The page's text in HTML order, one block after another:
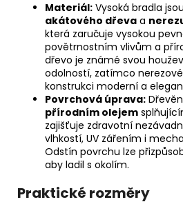
Materiál: Vysoká bradla
akátového dřeva a
která zaručuje vysokou
povětrnostním vlivům a
dřevo je známé svou
odolností, zatímco
konstrukci moderní a
Povrchová úprava:
přírodním olejem
zajišťuje zdravotní
vlhkostí, UV zářením i
Odstín povrchu lze
aby ladil s okolím.
Praktické rozměry